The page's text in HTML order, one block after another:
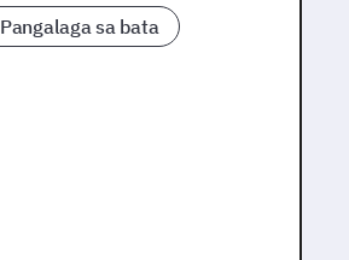
Pangalaga sa bata